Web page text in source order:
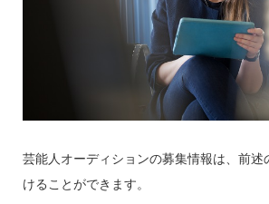
芸能人オーディションの募集情報は、前述
けることができます。